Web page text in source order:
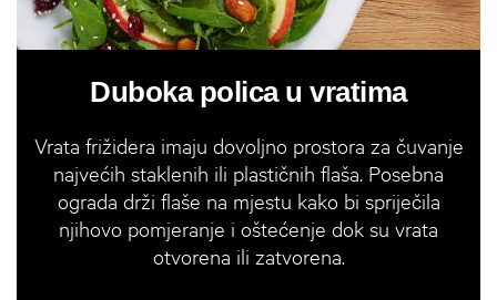
Duboka polica u vratima
Vrata frižidera imaju dovoljno prostora za čuvanje
najvećih staklenih ili plastičnih flaša. Posebna
ograda drži flaše na mjestu kako bi spriječila
njihovo pomjeranje i oštećenje dok su vrata
otvorena ili zatvorena.